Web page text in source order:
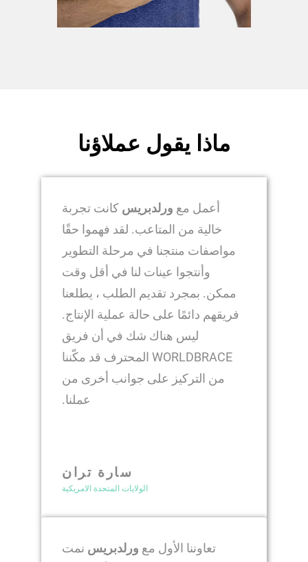
ماذا يقول عملاؤنا
أعمل مع ورلدبريس كانت تجربة
خالية من المتاعب. لقد فهموا حقًا
مواصفات منتجنا في مرحلة التطوير
وأنتجوا عينات لنا في أقل وقت
ممكن. بمجرد تقديم الطلب ، يطلعنا
فريقهم دائمًا على حالة عملية الإنتاج.
ليس هناك شك في أن فريق
WORLDBRACE المحترف قد مكّننا
من التركيز على جوانب أخرى من
عملنا.
سارة تران
الولايات المتحدة الامريكية
تعاوننا الأول مع ورلدبريس نمت